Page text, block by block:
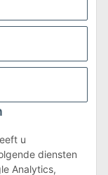
u
diensten
Analytics,